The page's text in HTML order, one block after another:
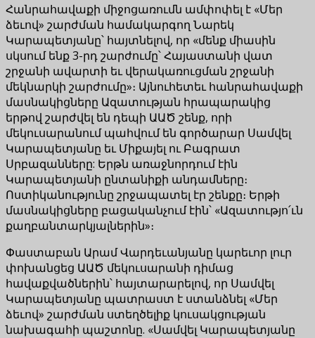
Հանրահավաքի միջոցառումն ամփոփել է «Մեր
ձեւով» շարժման համակարգող Նարեկ
Կարապետյանը՝ հայտնելով, որ «մենք միասին
սկսում ենք 3-րդ շարժումը՝ Հայաստանի վատ
շրջանի ավարտի եւ վերակառուցման շրջանի
մեկնարկի շարժումը»։ Այնուհետեւ հանրահավաքի
մասնակիցները Ազատության հրապարակից
երթով շարժվել են դեպի ԱԱԾ շենք, որի
մեկուսարանում պահվում են գործարար Սամվել
Կարապետյանը եւ Միքայել ու Բագրատ
Սրբազանները: Երթն առաջնորդում էին
Կարապետյանի ընտանիքի անդամները։
Ոստիկանությունը շրջապատել էր շենքը։ Երթի
մասնակիցները բացականչում էին՝ «Ազատությո՛ւն
քաղբանտարկյալներին»։
Փաստաբան Արամ Վարդեւանյանը կարեւոր լուր
փոխանցեց ԱԱԾ մեկուսարանի դիմաց
հավաքվածներին՝ հայտարարելով, որ Սամվել
Կարապետյանը պատրաստ է ստանձնել «Մեր
ձեւով» շարժման ստեղծելիք կուսակցության
նախագահի պաշտոնը. «Սամվել Կարապետյանը